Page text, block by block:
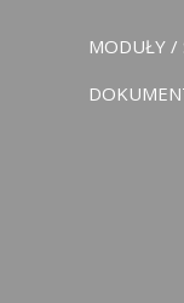
MODUŁY /